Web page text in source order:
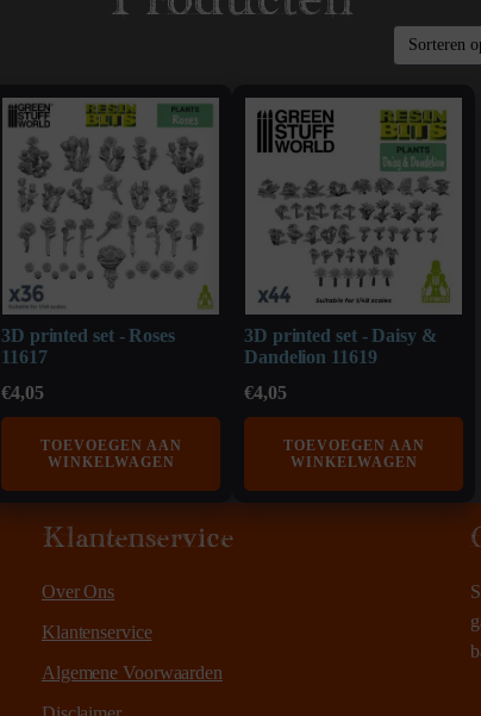
3D printed set - Roses
11617
€4,05
TOEVOEGEN AAN
WINKELWAGEN
3D printed set - Daisy &
Dandelion 11619
€4,05
TOEVOEGEN AAN
WINKELWAGEN
Klantenservice
Over Ons
Klantenservice
Algemene Voorwaarden